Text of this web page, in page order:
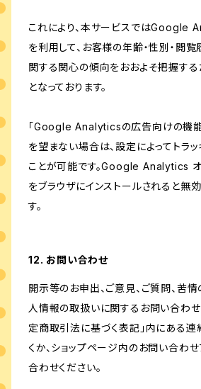
これにより、本サービスでは
を利用して、お客様の年齢・性別・閲
関する関心の傾向をおおよそ把握す
となっております。
「Google Analyticsの広告向けの機能
を望まない場合は、設定によってトラ
ことが可能です。Google Analytics オ
をブラウザにインストールされると無
す。
12. お問い合わせ
開示等のお申出、ご意見、ご質問、苦
人情報の取扱いに関するお問い合わせ
定商取引法に基づく表記」内にある
くか、ショップページ内のお問い合わ
合わせください。